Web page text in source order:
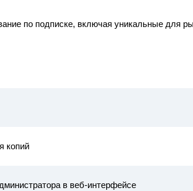
по подписке, включая уникальные для
копий
в веб-интерфейсе